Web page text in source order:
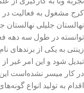
کرج مشغول به فعالیت در
نهالستان جلیلی
توانسته در طول سه دهه
زینتی به یکی از برندهای
تبدیل شود و این امر غیر
در کار میسر نشده‌است این
اقدام به تولید انواع